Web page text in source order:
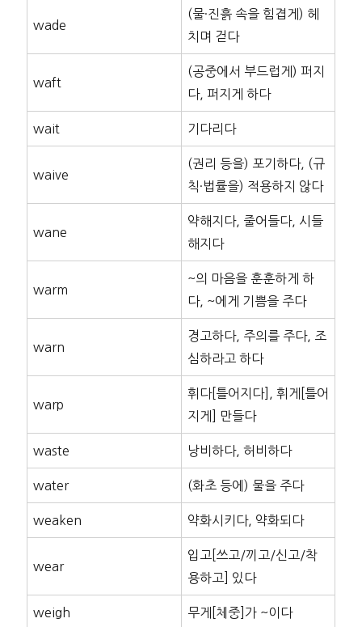
wade
(물·진흙 속을 힘겹게) 헤
치며 걷다
waft
(공중에서 부드럽게) 퍼지
다, 퍼지게 하다
wait 기다리다
waive
(권리 등을) 포기하다, (규
칙·법률을) 적용하지 않다
wane
약해지다, 줄어들다, 시들
해지다
warm
~의 마음을 훈훈하게 하
다, ~에게 기쁨을 주다
warn
경고하다, 주의를 주다, 조
심하라고 하다
warp
휘다[틀어지다], 휘게[틀어
지게] 만들다
waste 낭비하다, 허비하다
water (화초 등에) 물을 주다
weaken 약화시키다, 약화되다
wear
입고[쓰고/끼고/신고/착
용하고] 있다
weigh 무게[체중]가 ~이다